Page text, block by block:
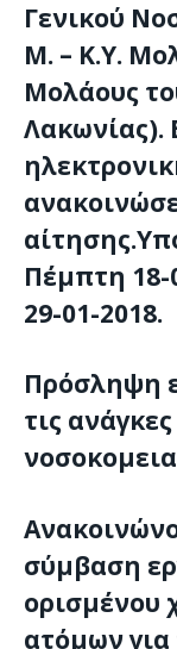
Γενικού
Μ. – Κ.Υ.
Μολάους
Λακωνίας).
Πέμπτη 18-
29-01-2018.
Πρόσληψη
τις
σύμβαση
ορισμένου
ατόμων